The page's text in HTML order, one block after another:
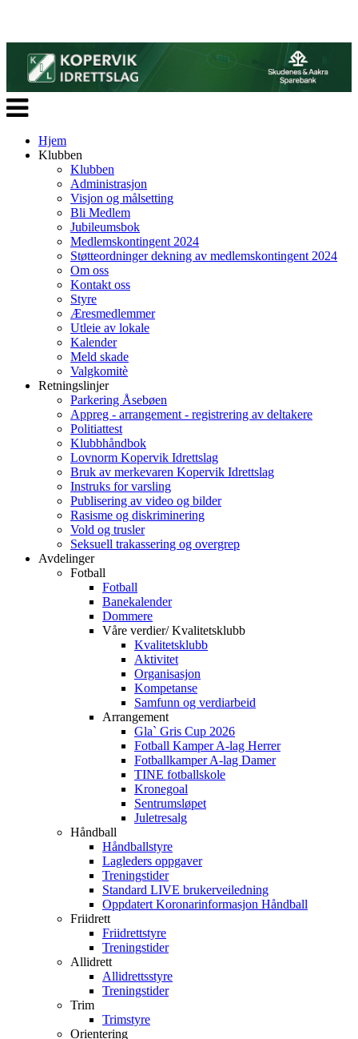
Veksle
navigasjon
Hjem
Klubben
Klubben
Administrasjon
Visjon og målsetting
Bli Medlem
Jubileumsbok
Medlemskontingent 2024
Støtteordninger dekning av medlemskontingent 2024
Om oss
Kontakt oss
Styre
Æresmedlemmer
Utleie av lokale
Kalender
Meld skade
Valgkomitè
Retningslinjer
Parkering Åsebøen
Appreg - arrangement - registrering av deltakere
Politiattest
Klubbhåndbok
Lovnorm Kopervik Idrettslag
Bruk av merkevaren Kopervik Idrettslag
Instruks for varsling
Publisering av video og bilder
Rasisme og diskriminering
Vold og trusler
Seksuell trakassering og overgrep
Avdelinger
Fotball
Fotball
Banekalender
Dommere
Våre verdier/ Kvalitetsklubb
Kvalitetsklubb
Aktivitet
Organisasjon
Kompetanse
Samfunn og verdiarbeid
Arrangement
Gla` Gris Cup 2026
Fotball Kamper A-lag Herrer
Fotballkamper A-lag Damer
TINE fotballskole
Kronegoal
Sentrumsløpet
Juletresalg
Håndball
Håndballstyre
Lagleders oppgaver
Treningstider
Standard LIVE brukerveiledning
Oppdatert Koronarinformasjon Håndball
Friidrett
Friidrettstyre
Treningstider
Allidrett
Allidrettsstyre
Treningstider
Trim
Trimstyre
Orientering